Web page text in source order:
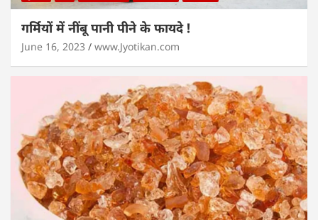
गर्मियों में नींबू पानी पीने के फायदे !
June 16, 2023 www.Jyotikan.com